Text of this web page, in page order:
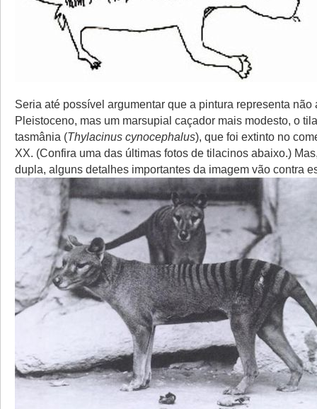
Seria até possível argumentar que a pintura representa não
Pleistoceno, mas um marsupial caçador mais modesto, o
tasmânia (Thylacinus cynocephalus), que foi extinto no
XX. (Confira uma das últimas fotos de tilacinos abaixo.)
dupla, alguns detalhes importantes da imagem vão contra